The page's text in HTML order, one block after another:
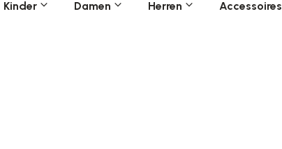
Kinder Damen Herren Accessoires